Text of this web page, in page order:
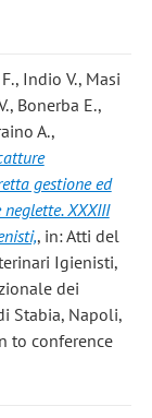
Indio V., Masi
Bonerba E.,
A.,
gestione ed
XXXIII
, in: Atti del
Igienisti,
dei
Stabia, Napoli,
to conference